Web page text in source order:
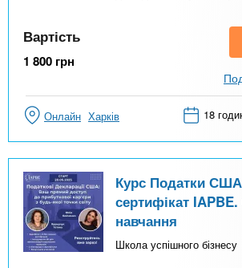
Вартість
1 800 грн
Онлайн Харків 18
Курс Податки
сертифікат
навчання
Школа успішного бізнесу